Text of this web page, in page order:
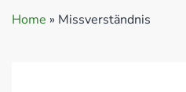
Home » Missverständnis